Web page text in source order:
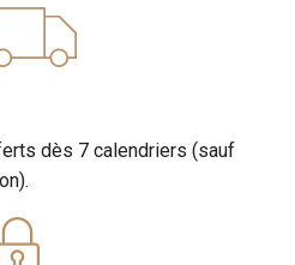
dès 7 calendriers (sauf